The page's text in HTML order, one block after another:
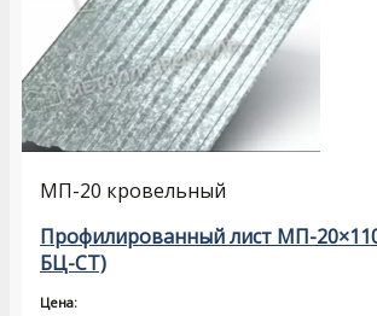
МП-20 кровельный
Профилированный лист МП-
БЦ-СТ)
Цена: